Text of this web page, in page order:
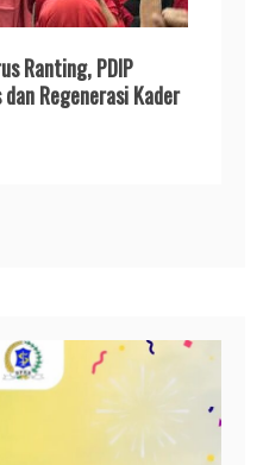
Ranting, PDIP
Regenerasi Kader